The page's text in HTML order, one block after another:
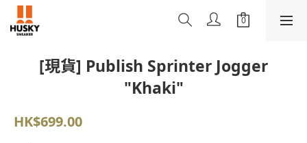
[現貨] Publish Sprinter Jogger
"Khaki"
HK$699.00